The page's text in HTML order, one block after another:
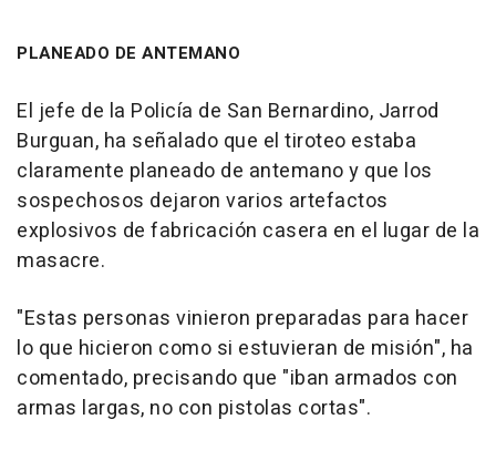
PLANEADO DE ANTEMANO
El jefe de la Policía de San Bernardino, Jarrod
Burguan, ha señalado que el tiroteo estaba
claramente planeado de antemano y que los
sospechosos dejaron varios artefactos
explosivos de fabricación casera en el lugar de la
masacre.
"Estas personas vinieron preparadas para hacer
lo que hicieron como si estuvieran de misión", ha
comentado, precisando que "iban armados con
armas largas, no con pistolas cortas".